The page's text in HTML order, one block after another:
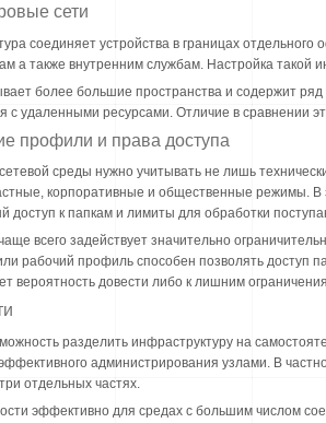
сети
соединяет устройства в границах
а также внутренним службам. Настройка такой
более большие пространства и содержит
с удаленными ресурсами. Отличие в сравнении
профили и права доступа
среды нужно учитывать не лишь
корпоративные и общественные режимы.
доступ к папкам и лимиты для обработки
всего задействует значительно
рабочий профиль способен позволять доступ
вероятность довести либо к лишним
разделить инфраструктуру на
администрирования узлами. В
отдельных частях.
эффективно для средах с большим числом